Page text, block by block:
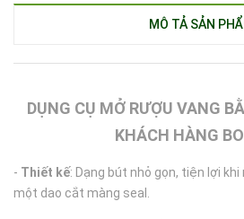
MÔ TẢ SẢN
DỤNG CỤ MỞ RƯỢU VANG
KHÁCH HÀNG
- Thiết kế: Dạng bút nhỏ gọn, tiện lợi
một dao cắt màng seal.